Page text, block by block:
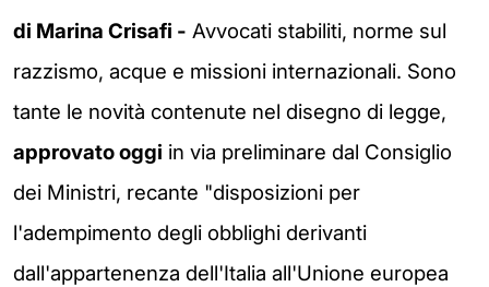
di Marina Crisafi - Avvocati stabiliti, norme sul
razzismo, acque e missioni internazionali. Sono
tante le novità contenute nel disegno di legge,
approvato oggi in via preliminare dal Consiglio
dei Ministri, recante "disposizioni per
l'adempimento degli obblighi derivanti
dall'appartenenza dell'Italia all'Unione europea